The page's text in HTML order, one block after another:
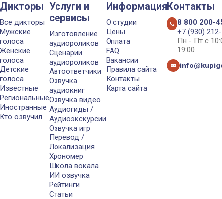
Дикторы
Все дикторы
Мужские
голоса
Женские
голоса
Детские
голоса
Известные
Региональные
Иностранные
Кто озвучил
Услуги и
сервисы
Изготовление
аудиороликов
Сценарии
аудиороликов
Автоответчики
Озвучка
аудиокниг
Озвучка видео
Аудиогиды /
Аудиоэкскурсии
Озвучка игр
Перевод /
Локализация
Хрономер
Школа вокала
ИИ озвучка
Рейтинги
Статьи
Информация
О студии
Цены
Оплата
FAQ
Вакансии
Правила сайта
Контакты
Карта сайта
Контакты
8 800 200-
+7 (930)
Пн - Пт с
19:00